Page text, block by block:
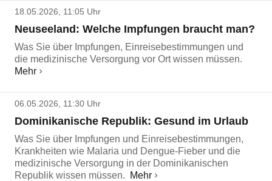
18.05.2026, 11:05 Uhr
Neuseeland: Welche Impfungen braucht man?
Was Sie über Impfungen, Einreisebestimmungen und
die medizinische Versorgung vor Ort wissen müssen.
Mehr
06.05.2026, 11:30 Uhr
Dominikanische Republik: Gesund im Urlaub
Was Sie über Impfungen und Einreisebestimmungen,
Krankheiten wie Malaria und Dengue-Fieber und die
medizinische Versorgung in der Dominikanischen
Republik wissen müssen.
Mehr